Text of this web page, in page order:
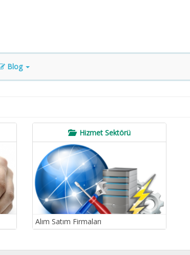
Blog
Hizmet Sektörü
Alım Satım Firmaları